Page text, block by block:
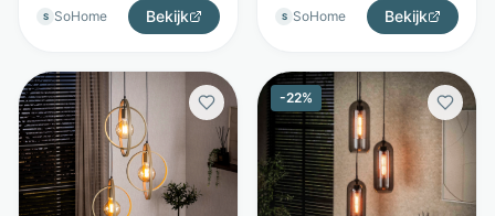
S SoHome Bekijk S SoHome Bekijk
-22%